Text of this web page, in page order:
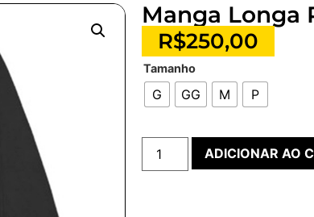
Manga Longa
R$250,00
Tamanho
G GG M P
ADICIONAR AO